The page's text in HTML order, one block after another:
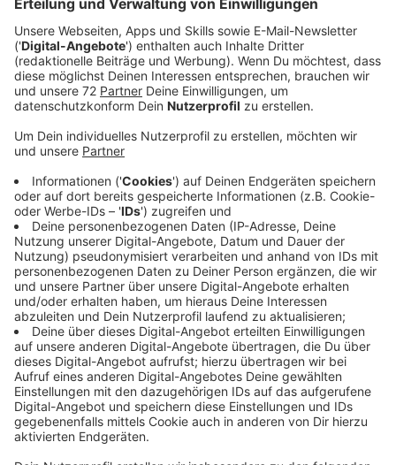
Unterschriften gegen die Atommülltransporte von
Gronau nach Russland gesammelt. Die Liste haben sie
am Mittag im Bundesumweltministerium abgegeben.
In Russland liegen schon etwa eine Million Tonnen
wie in Deutschland.
Anzeige
13:10 Uhr - Osnabrück: Bombenentschärfer im
Stadtteil Westerberg im Einsatz
Momentan legen sie den Blindgänger aus dem Krieg
frei. Die Bombe liegt gut zwei Meter tief im Boden.
Sobald man gut dran kommt, wird sie unschädlich
gemacht.
Anzeige